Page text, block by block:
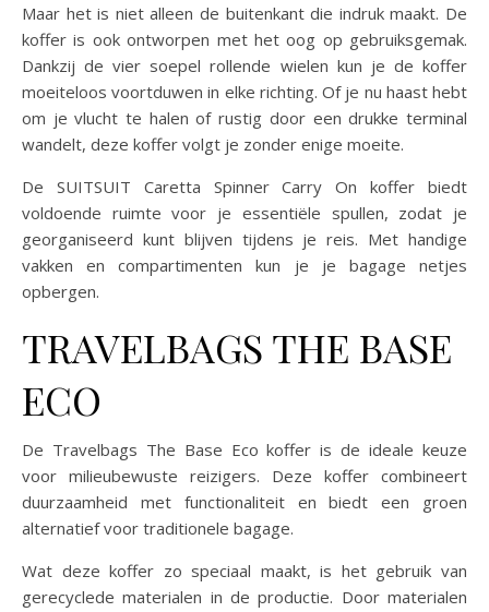
Maar het is niet alleen de buitenkant die indruk maakt. De
koffer is ook ontworpen met het oog op gebruiksgemak.
Dankzij de vier soepel rollende wielen kun je de koffer
moeiteloos voortduwen in elke richting. Of je nu haast hebt
om je vlucht te halen of rustig door een drukke terminal
wandelt, deze koffer volgt je zonder enige moeite.
De SUITSUIT Caretta Spinner Carry On koffer biedt
voldoende ruimte voor je essentiële spullen, zodat je
georganiseerd kunt blijven tijdens je reis. Met handige
vakken en compartimenten kun je je bagage netjes
opbergen.
TRAVELBAGS THE BASE
ECO
De Travelbags The Base Eco koffer is de ideale keuze
voor milieubewuste reizigers. Deze koffer combineert
duurzaamheid met functionaliteit en biedt een groen
alternatief voor traditionele bagage.
Wat deze koffer zo speciaal maakt, is het gebruik van
gerecyclede materialen in de productie. Door materialen